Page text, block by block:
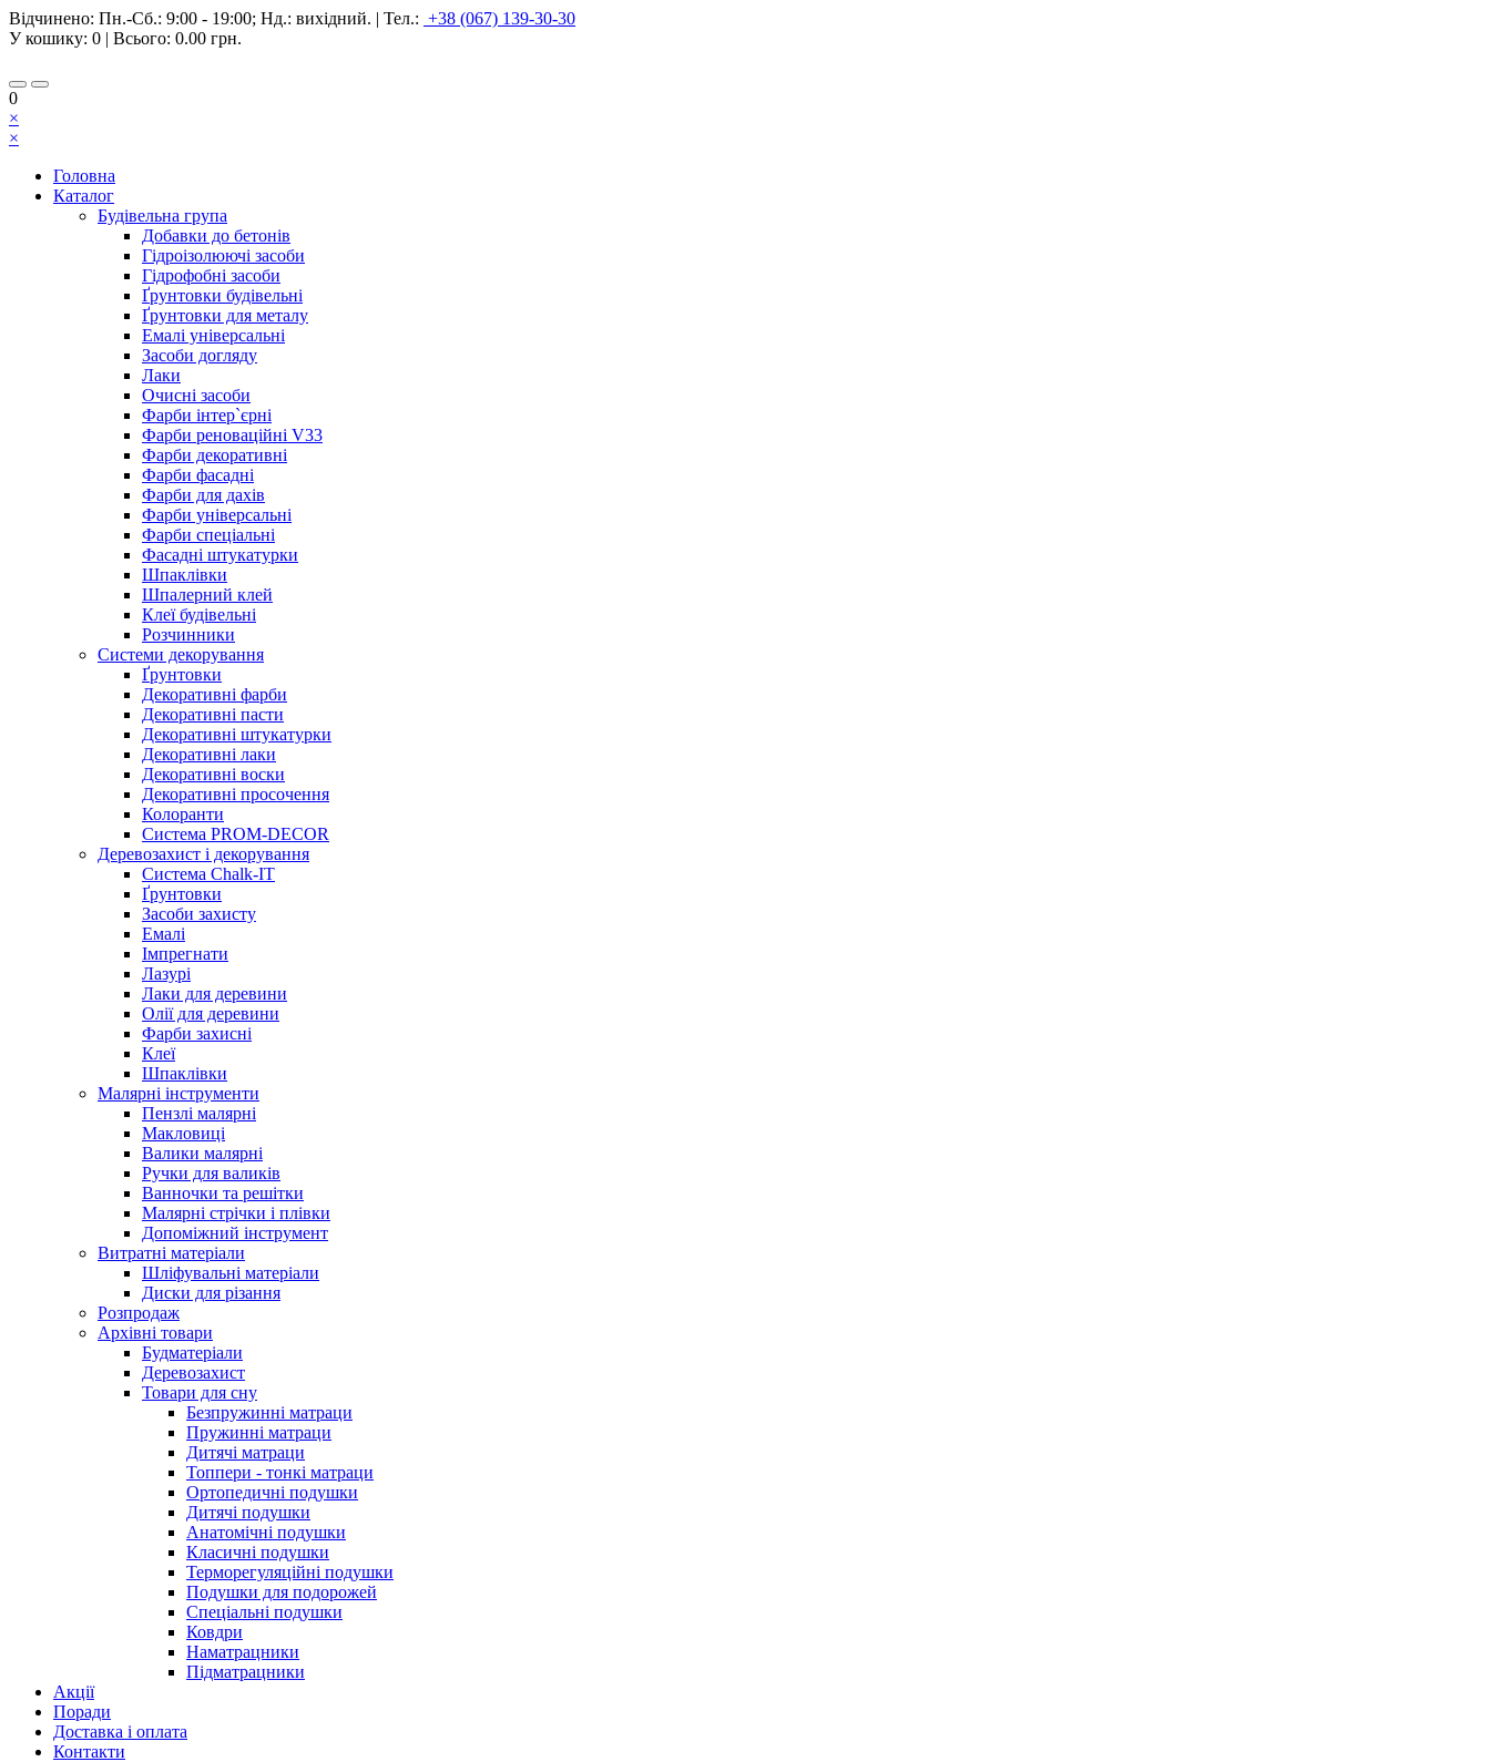
Відчинено: Пн.-Сб.: 9:00 - 19:00; Нд.: вихідний. | Тел.: +38 (067) 139-30-30
У кошику: 0 | Всього: 0.00 грн.
0
×
×
Головна
Каталог
Будівельна група
Добавки до бетонів
Гідроізолюючі засоби
Гідрофобні засоби
Ґрунтовки будівельні
Ґрунтовки для металу
Емалі універсальні
Засоби догляду
Лаки
Очисні засоби
Фарби інтер`єрні
Фарби реноваційні V33
Фарби декоративні
Фарби фасадні
Фарби для дахів
Фарби універсальні
Фарби спеціальні
Фасадні штукатурки
Шпаклівки
Шпалерний клей
Клеї будівельні
Розчинники
Системи декорування
Ґрунтовки
Декоративні фарби
Декоративні пасти
Декоративні штукатурки
Декоративні лаки
Декоративні воски
Декоративні просочення
Колоранти
Система PROM-DECOR
Деревозахист і декорування
Система Chalk-IT
Ґрунтовки
Засоби захисту
Емалі
Імпрегнати
Лазурі
Лаки для деревини
Олії для деревини
Фарби захисні
Клеї
Шпаклівки
Малярні інструменти
Пензлі малярні
Макловиці
Валики малярні
Ручки для валиків
Ванночки та решітки
Малярні стрічки і плівки
Допоміжний інструмент
Витратні матеріали
Шліфувальні матеріали
Диски для різання
Розпродаж
Архівні товари
Будматеріали
Деревозахист
Товари для сну
Безпружинні матраци
Пружинні матраци
Дитячі матраци
Топпери - тонкі матраци
Ортопедичні подушки
Дитячі подушки
Анатомічні подушки
Класичні подушки
Терморегуляційні подушки
Подушки для подорожей
Спеціальні подушки
Ковдри
Наматрацники
Підматрацники
Акції
Поради
Доставка і оплата
Контакти